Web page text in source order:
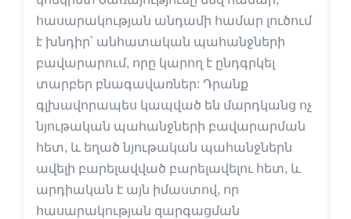
հասարակության անդամի համար լուծում
է խնդիր՝ անհատական պահանջների
բավարարում, որը կարող է ընդգրկել
տարբեր բնագավառներ: Դրանք
գլխավորապես կապված են մարդկանց ոչ
նյութական պահանջների բավարարման
հետ, և եղած նյութական պահանջներն
ավելի բարելավված բարելավելու հետ, և
արդիական է այն իմաստով, որ
հասարակության զարգացման